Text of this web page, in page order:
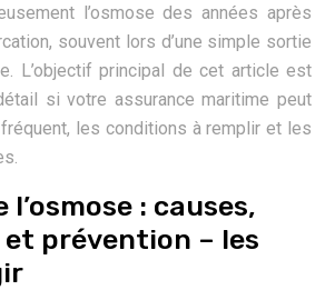
l’osmose des années après
souvent lors d’une simple sortie
L’objectif principal de cet article est
si votre assurance maritime peut
les conditions à remplir et les
: causes,
prévention – les